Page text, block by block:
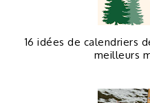
16 idées de calendriers
meilleurs